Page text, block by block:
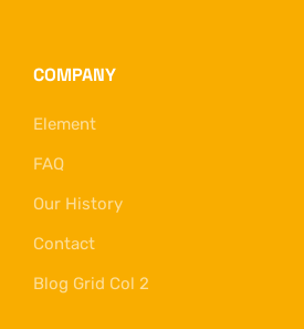
COMPANY
Element
FAQ
Our History
Contact
Blog Grid Col 2